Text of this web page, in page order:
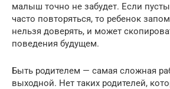
малыш точно не забудет. Если
часто повторяться, то ребенок
нельзя доверять, и может
поведения будущем.
Быть родителем — самая сложная
выходной. Нет таких родителей,